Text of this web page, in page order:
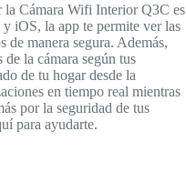
Cámara Wifi Interior Q3C es
iOS, la app te permite ver las
de manera segura. Además,
la cámara según tus
de tu hogar desde la
en tiempo real mientras
por la seguridad de tus
para ayudarte.